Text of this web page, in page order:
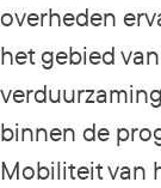
overheden
het gebied
binnen de
Mobiliteit van